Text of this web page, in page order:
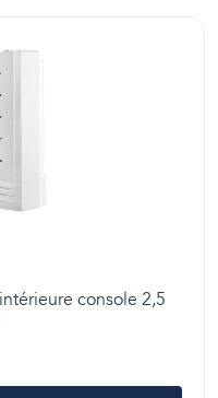
console 2,5